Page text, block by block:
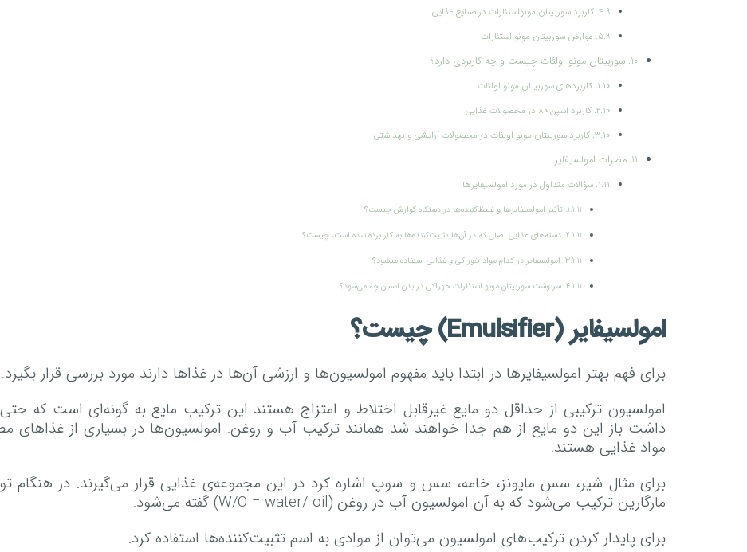
کاربرد سوربیتان مونواستئارات در صنایع غذایی
عوارض سوربیتان مونو استئارات
سوربیتان مونو اولئات چیست و چه کاربردی دارد؟
کاربردهای سوربیتان مونو اولئات
کاربرد اسپن 80 در محصولات غذایی
کاربرد سوربیتان مونو اولئات در محصولات آرایشی و بهداشتی
مضرات امولسیفایر
سؤالات متداول در مورد امولسیفایرها
تأثیر امولسیفایرها و غلیظ‌کننده‌ها در دستگاه گوارش چیست؟
دسته‌های غذایی اصلی که در آن‌ها تثبیت‌کننده‌ها به کار برده شده است، چیست؟
امولسیفایر در کدام مواد خوراکی و غذایی استفاده میشود؟
سرنوشت سوربیتان مونو استئارات خوراکی در بدن انسان چه می‌شود؟
امولسیفایر (Emulsifier) چیست؟
برای فهم بهتر امولسیفایرها در ابتدا باید مفهوم امولسیون‌ها و ارزشی آن‌ها در غذاها دارند مورد بررسی قرار بگیرد.
امولسیون ترکیبی از حداقل دو مایع غیرقابل اختلاط و امتزاج هستند این ترکیب مایع به گونه‌ای است که
داشت باز این دو مایع از هم جدا خواهند شد همانند ترکیب آب و روغن. امولسیون‌ها در بسیاری از
مواد غذایی هستند.
برای مثال شیر، سس مایونز، خامه، سس و سوپ اشاره کرد در این مجموعه‌ی غذایی قرار می‌گیرند. در هنگام
مارگارین ترکیب می‌شود که به آن امولسیون آب در روغن (W/O = water/ oil) گفته می‌شود.
برای پایدار کردن ترکیب‌های امولسیون می‌توان از موادی به اسم تثبیت‌کننده‌ها استفاده کرد.